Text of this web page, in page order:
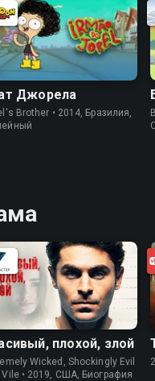
Джорела
Brother • 2014, Бразилия,
плохой, злой
Wicked, Shockingly Evil
Vile • 2019, США, Биография